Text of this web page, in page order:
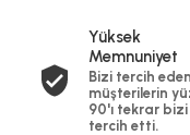
Yüksek
Memnuniyet
Bizi tercih eden
müşterilerin
90'ı tekrar bizi
tercih etti.